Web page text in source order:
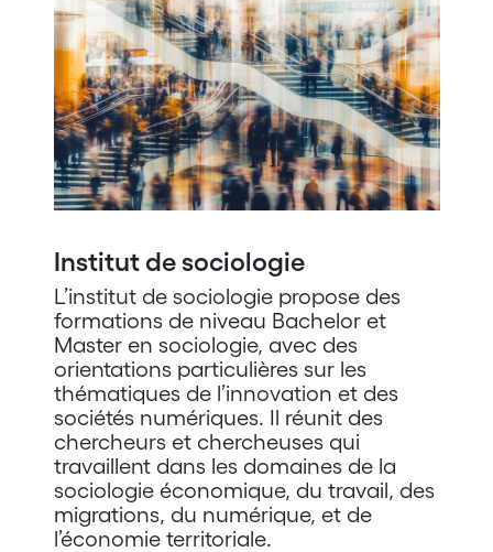
?
nos
Institut de sociologie
L’institut de sociologie propose des
formations de niveau Bachelor et
Master en sociologie, avec des
orientations particulières sur les
thématiques de l’innovation et des
sociétés numériques. Il réunit des
chercheurs et chercheuses qui
travaillent dans les domaines de la
sociologie économique, du travail, des
migrations, du numérique, et de
l’économie territoriale.